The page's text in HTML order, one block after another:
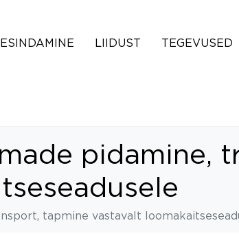
LIIDUST TEGEVUSED
pidamine,
tapmine vastavalt